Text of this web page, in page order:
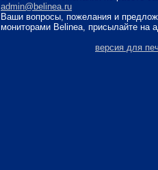
admin@belinea.ru
Ваши вопросы, пожелания и
мониторами Belinea, присылайте на
версия для